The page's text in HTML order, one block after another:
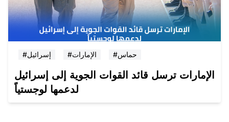
#إسرائيل #الإمارات #حماس
الإمارات ترسل قائد القوات الجوية إلى إسرائيل
لدعمها لوجستياً